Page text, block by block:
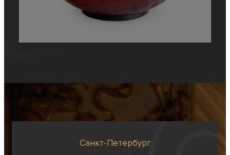
Санкт-Петербург